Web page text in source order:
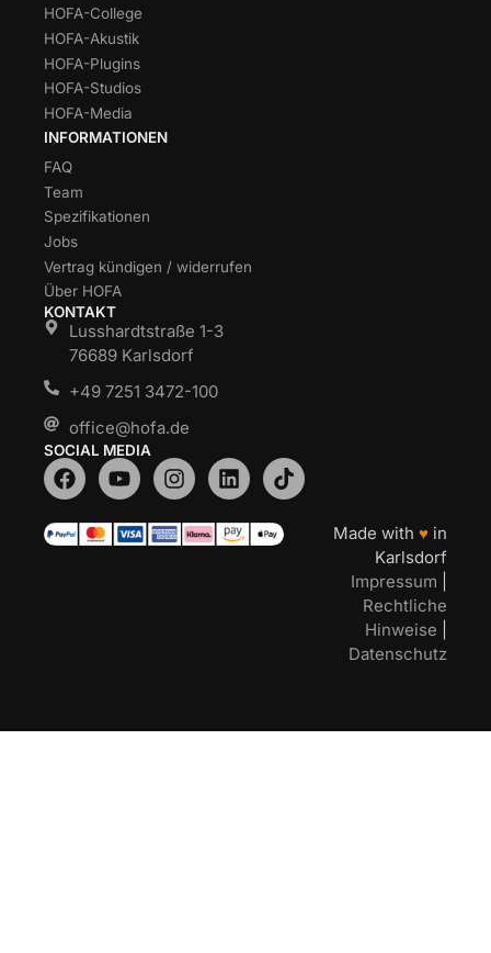
HOFA-College
HOFA-Akustik
HOFA-Plugins
HOFA-Studios
HOFA-Media
INFORMATIONEN
FAQ
Team
Spezifikationen
Jobs
Vertrag kündigen / widerrufen
Über HOFA
KONTAKT
Lusshardtstraße 1-3
76689 Karlsdorf
+49 7251 3472-100
office@hofa.de
SOCIAL MEDIA
Made with ♥ in
Karlsdorf
Impressum
Rechtliche
Hinweise
Datenschutz